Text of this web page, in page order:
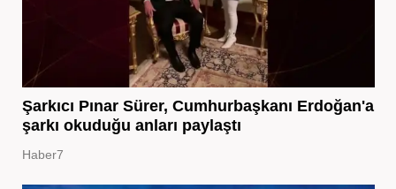
Şarkıcı Pınar Sürer, Cumhurbaşkanı Erdoğan'a
şarkı okuduğu anları paylaştı
Haber7